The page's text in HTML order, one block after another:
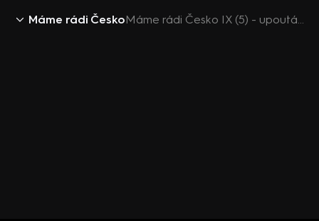
Máme rádi Česko Máme rádi Česko IX (5) - upoutávka